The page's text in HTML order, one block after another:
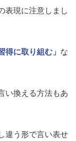
表現に注意しまし
得に取り組む」 な
い換える方法もあ
違う形で言い表せ